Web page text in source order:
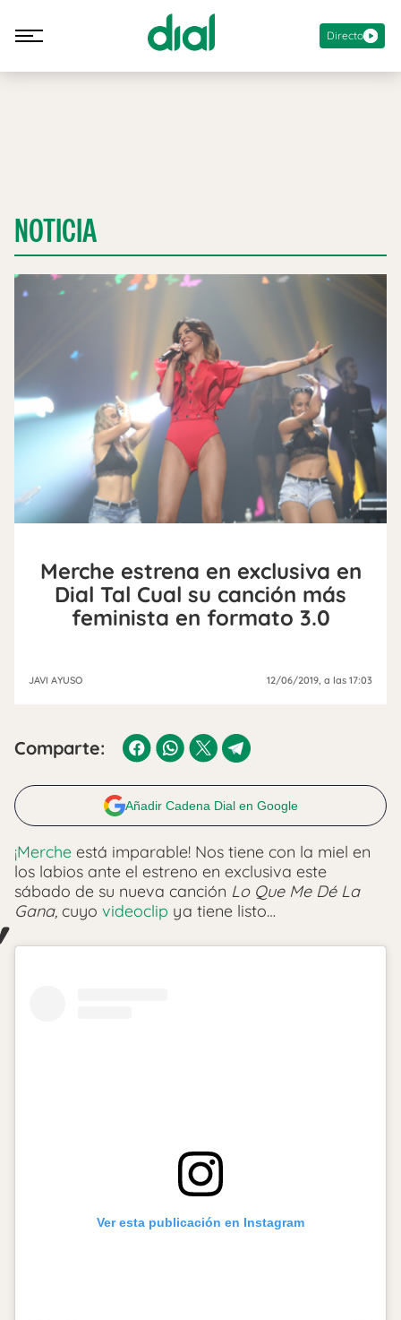
Directo
NOTICIA
Merche estrena en exclusiva en
Dial Tal Cual su canción más
feminista en formato 3.0
JAVI AYUSO 12/06/2019 , a las 17:03
Comparte:
Añadir Cadena Dial en Google
¡Merche está imparable! Nos tiene con la miel en
los labios ante el estreno en exclusiva este
sábado de su nueva canción Lo Que Me Dé La
Gana, cuyo videoclip ya tiene listo…
Ver esta publicación en Instagram